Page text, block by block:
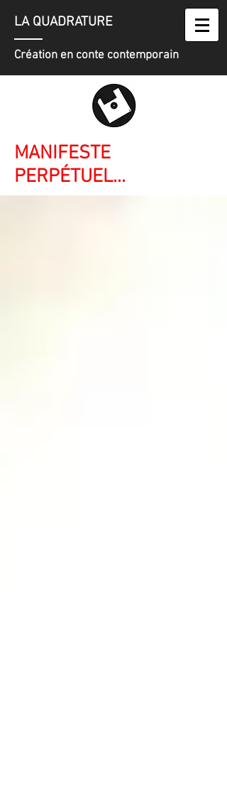
LA QUADRATURE
Création en conte contemporain
MANIFESTE
PERPÉTUEL...